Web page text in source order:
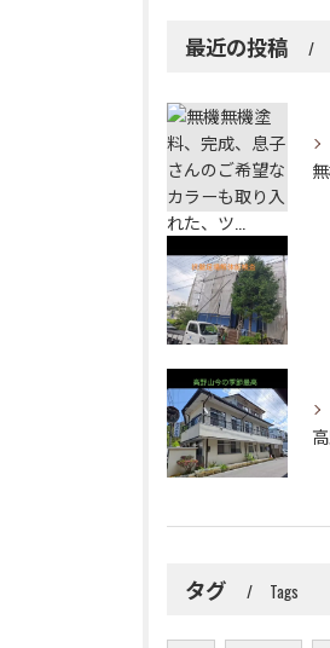
最近の投稿
タグ Tags